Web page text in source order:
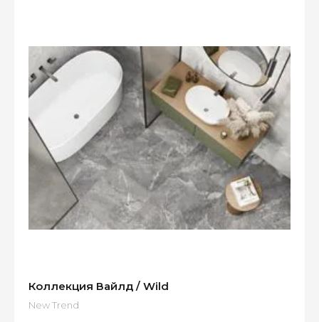
Коллекция Вайлд / Wild
New Trend